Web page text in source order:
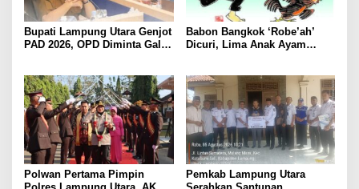
Bupati Lampung Utara Genjot
PAD 2026, OPD Diminta Gali
Babon Bangkok ‘Robe’ah’
Dicuri, Lima Anak Ayam
Polwan Pertama Pimpin
Pemkab Lampung Utara